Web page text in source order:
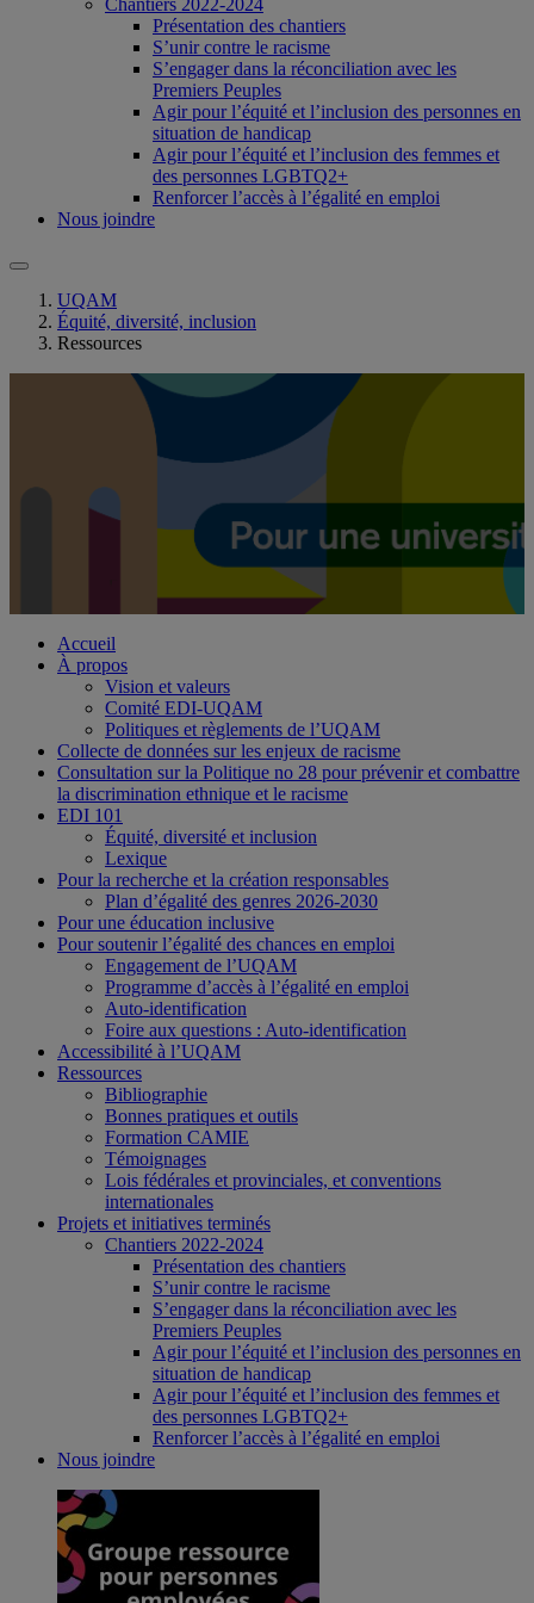
Chantiers 2022-2024
Présentation des chantiers
S’unir contre le racisme
S’engager dans la réconciliation avec les
Premiers Peuples
Agir pour l’équité et l’inclusion des personnes en
situation de handicap
Agir pour l’équité et l’inclusion des femmes et
des personnes LGBTQ2+
Renforcer l’accès à l’égalité en emploi
Nous joindre
UQAM
Équité, diversité, inclusion
Ressources
Accueil
À propos
Vision et valeurs
Comité EDI-UQAM
Politiques et règlements de l’UQAM
Collecte de données sur les enjeux de racisme
Consultation sur la Politique no 28 pour prévenir et combattre
la discrimination ethnique et le racisme
EDI 101
Équité, diversité et inclusion
Lexique
Pour la recherche et la création responsables
Plan d’égalité des genres 2026-2030
Pour une éducation inclusive
Pour soutenir l’égalité des chances en emploi
Engagement de l’UQAM
Programme d’accès à l’égalité en emploi
Auto-identification
Foire aux questions : Auto-identification
Accessibilité à l’UQAM
Ressources
Bibliographie
Bonnes pratiques et outils
Formation CAMIE
Témoignages
Lois fédérales et provinciales, et conventions
internationales
Projets et initiatives terminés
Chantiers 2022-2024
Présentation des chantiers
S’unir contre le racisme
S’engager dans la réconciliation avec les
Premiers Peuples
Agir pour l’équité et l’inclusion des personnes en
situation de handicap
Agir pour l’équité et l’inclusion des femmes et
des personnes LGBTQ2+
Renforcer l’accès à l’égalité en emploi
Nous joindre